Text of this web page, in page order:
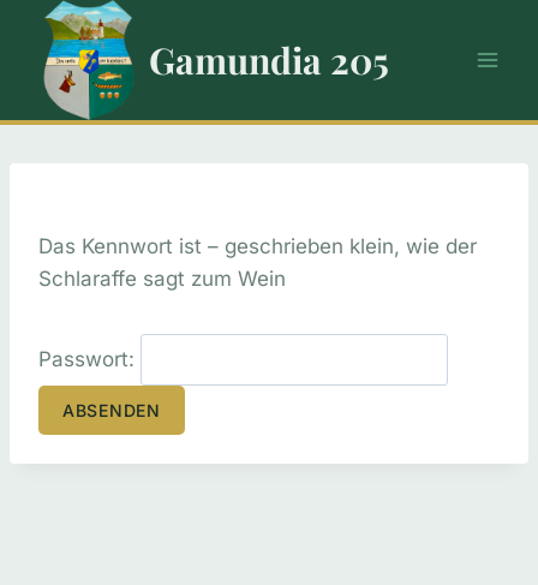
Inhalt
springen
Gamundia 205
Das Kennwort ist – geschrieben klein, wie der
Schlaraffe sagt zum Wein
Passwort: